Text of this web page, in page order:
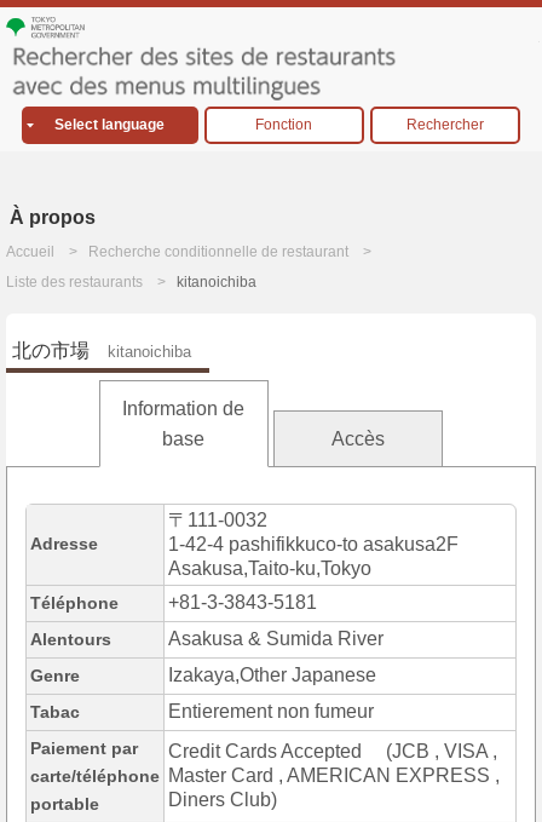
Select language Fonction Rechercher
À propos
Accueil
Recherche conditionnelle de restaurant
Liste des restaurants
kitanoichiba
北の市場 kitanoichiba
Information de
base
Accès
Adresse
〒111-0032
1-42-4 pashifikkuco-to asakusa2F
Asakusa,Taito-ku,Tokyo
Téléphone +81-3-3843-5181
Alentours Asakusa & Sumida River
Genre Izakaya,Other Japanese
Tabac Entierement non fumeur
Paiement par
carte/téléphone
portable
Credit Cards Accepted (JCB , VISA ,
Master Card , AMERICAN EXPRESS ,
Diners Club)